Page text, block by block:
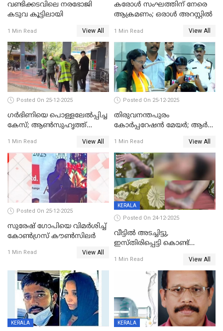
വണ്ടിക്കടവിലെ നരഭോജി
കടുവ കൂട്ടിലായി
1 Min Read View All
കരോള്‍ സംഘത്തിന് നേരെ
ആക്രമണം; ഒരാള്‍ അറസ്റ്റില്‍
1 Min Read View All
Posted On 25-12-2025
ഗര്‍ഭിണിയെ പൊള്ളലേല്‍പ്പിച്ച
കേസ്; ആണ്‍സുഹൃത്ത്
1 Min Read View All
Posted On 25-12-2025
തിരുവനന്തപുരം
കോര്‍പ്പറേഷന്‍ മേയർ; ആര്‍
1 Min Read View All
Posted On 25-12-2025
സുരേഷ് ഗോപിയെ വിമര്‍ശിച്ച്
കോണ്‍ഗ്രസ് കൗണ്‍സിലര്‍
1 Min Read View All
KERALA
Posted On 24-12-2025
വീട്ടിൽ അടച്ചിട്ടു,
ഇസ്തിരിപ്പെട്ടി കൊണ്ട്
ഗർഭിണിയായ യുവതിക്ക് ക്രൂര
1 Min Read View All
KERALA KERALA